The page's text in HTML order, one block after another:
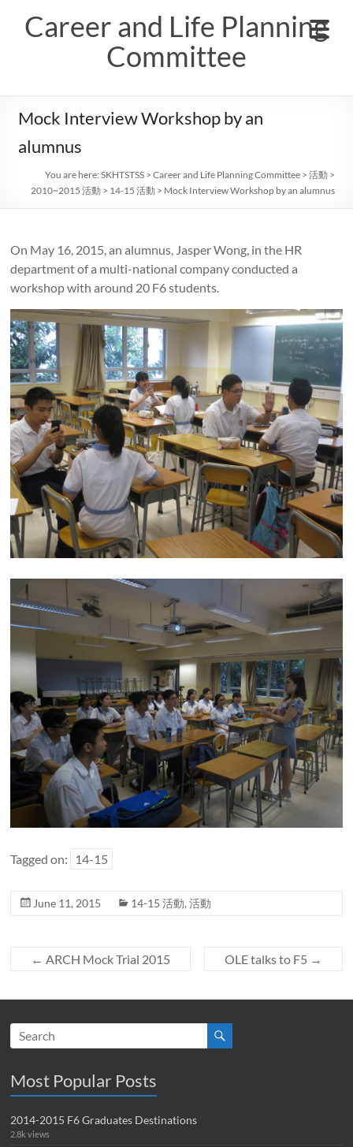
contentCareer and Life Planning
Committee
Mock Interview Workshop by an
alumnus
You are here:SKHTSTSS >Career and Life Planning Committee >活動 >
2010~2015 活動 > 14-15 活動 > Mock Interview Workshop by an alumnus
On May 16, 2015, an alumnus, Jasper Wong, in the HR
department of a multi-national company conducted a
workshop with around 20 F6 students.
Tagged on: 14-15
June 11, 2015 14-15 活動,活動
← ARCH Mock Trial 2015 OLE talks to F5 →
Most Popular Posts
2014-2015 F6 Graduates Destinations
2.8k views